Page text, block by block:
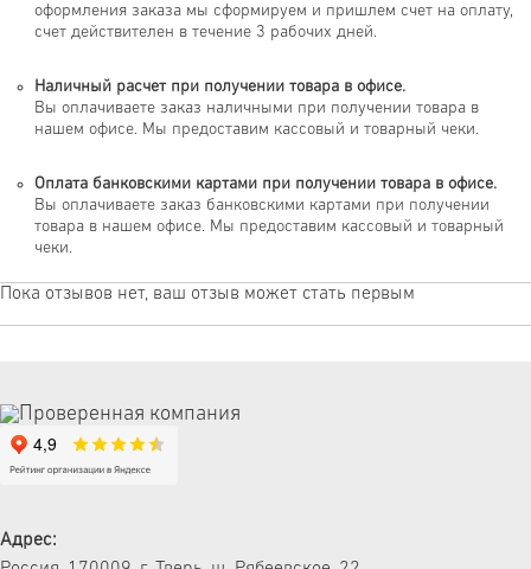
оформления заказа мы сформируем и пришлем счет на оплату,
счет действителен в течение 3 рабочих дней.
Наличный расчет при получении товара в офисе.
Вы оплачиваете заказ наличными при получении товара в
нашем офисе. Мы предоставим кассовый и товарный чеки.
Оплата банковскими картами при получении товара в офисе.
Вы оплачиваете заказ банковскими картами при получении
товара в нашем офисе. Мы предоставим кассовый и товарный
чеки.
Пока отзывов нет, ваш отзыв может стать первым
Адрес: